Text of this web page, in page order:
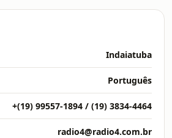
Indaiatuba
Português
+(19) 99557-1894 / (19) 3834-4464
radio4@radio4.com.br